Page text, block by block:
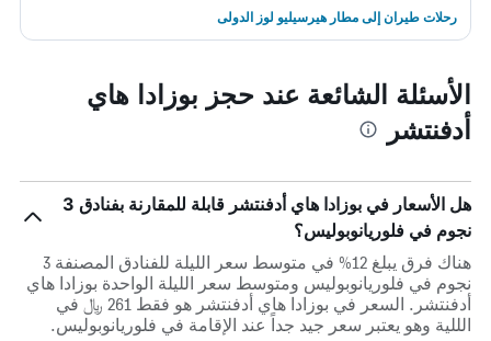
رحلات طيران إلى مطار هيرسيليو لوز الدولى
الأسئلة الشائعة عند حجز بوزادا هاي
أدفنتشر
هل الأسعار في بوزادا هاي أدفنتشر قابلة للمقارنة بفنادق 3
نجوم في فلوريانوبوليس؟
هناك فرق يبلغ 12% في متوسط ​​سعر الليلة للفنادق المصنفة 3
نجوم في فلوريانوبوليس ومتوسط ​​سعر الليلة الواحدة بوزادا هاي
أدفنتشر. السعر في بوزادا هاي أدفنتشر هو فقط 261 ﷼ في
الللية وهو يعتبر سعر جيد جداً عند الإقامة في فلوريانوبوليس.